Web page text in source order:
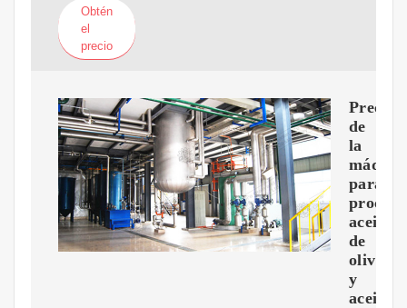
Obtén
el
precio
Precio
de
la
para
aceite
de
oliva
y
aceite